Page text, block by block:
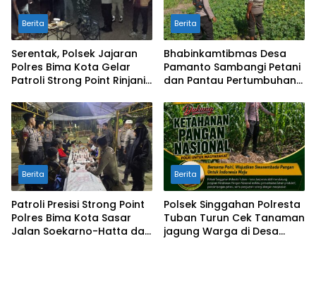
Berita
Serentak, Polsek Jajaran
Polres Bima Kota Gelar
Patroli Strong Point Rinjani
Berita
Bhabinkamtibmas Desa
Pamanto Sambangi Petani
dan Pantau Pertumbuhan
Berita
Patroli Presisi Strong Point
Polres Bima Kota Sasar
Jalan Soekarno-Hatta dan
Berita
Polsek Singgahan Polresta
Tuban Turun Cek Tanaman
jagung Warga di Desa